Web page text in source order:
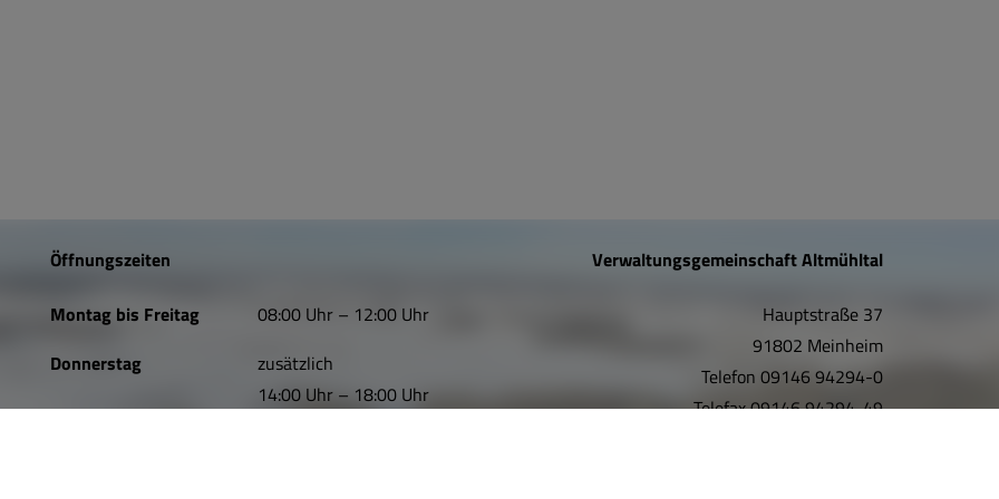
Öffnungszeiten
Montag bis Freitag
08:00 Uhr – 12:00 Uhr
Donnerstag
zusätzlich
14:00 Uhr – 18:00 Uhr
Verwaltungsgemeinschaft Altmühltal
Hauptstraße 37
91802 Meinheim
Telefon 09146 94294-0
Telefax09146 94294-49